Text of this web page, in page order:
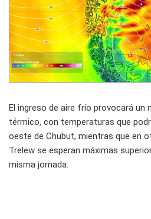
El ingreso de aire frío provocará un
térmico, con temperaturas que
oeste de Chubut, mientras que en
Trelew se esperan máximas
misma jornada.